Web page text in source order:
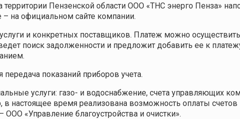
Пензенской области ООО «ТНС энерго Пенза»
на официальном сайте компании.
и конкретных поставщиков. Платеж можно
поиск задолженности и предложит добавить ее к
показаний приборов учета.
услуги: газо- и водоснабжение, счета управляющих
настоящее время реализована возможность оплаты счетов
«Управление благоустройства и очистки».